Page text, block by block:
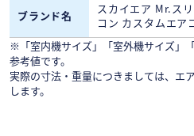
ブランド名
スカイエア Mr.ス
コン カスタムエア
※「室内機サイズ」「室外機サイズ」
参考値です。
実際の寸法・重量につきましては、エ
します。